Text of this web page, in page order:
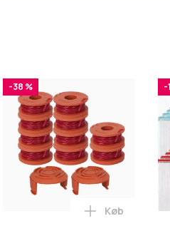
Complete i kurven
Stor Hollywood Makeup
-38 %
Læg
Køb
-